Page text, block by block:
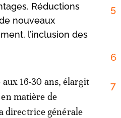
Réductions
nouveaux
l’inclusion des
16-30 ans, élargit
matière de
directrice générale
5
6
7